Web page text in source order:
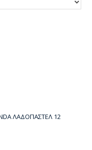
ΛΑΔΟΠΑΣΤΕΛ 12